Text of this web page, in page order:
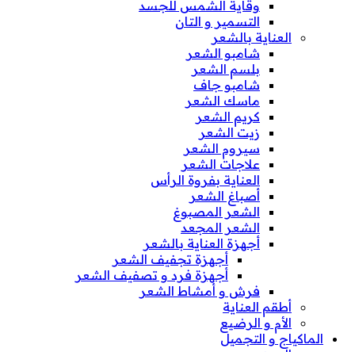
وقاية الشمس للجسد
التسمير و التان
العناية بالشعر
شامبو الشعر
بلسم الشعر
شامبو جاف
ماسك الشعر
كريم الشعر
زيت الشعر
سيروم الشعر
علاجات الشعر
العناية بفروة الرأس
أصباغ الشعر
الشعر المصبوغ
الشعر المجعد
أجهزة العناية بالشعر
أجهزة تجفيف الشعر
أجهزة فرد و تصفيف الشعر
فرش و أمشاط الشعر
أطقم العناية
الأم و الرضيع
الماكياج و التجميل